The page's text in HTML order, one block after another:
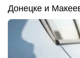
Донецке и